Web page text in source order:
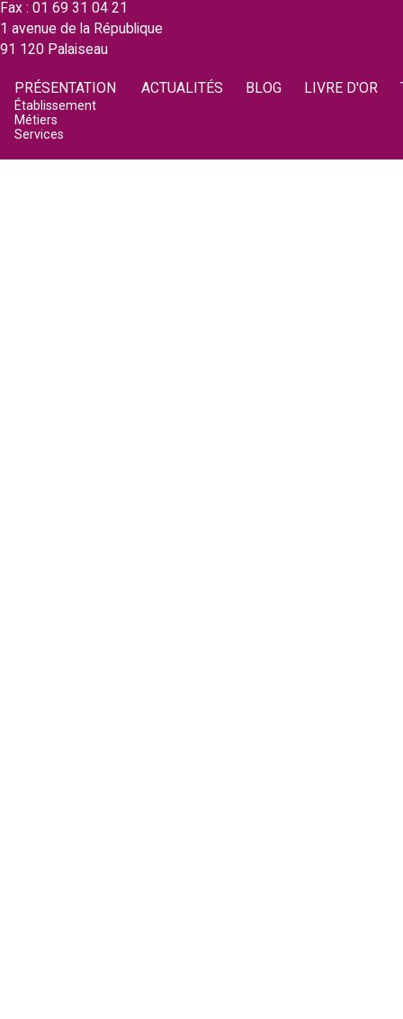
Fax : 01 69 31 04 21
1 avenue de la République
91 120 Palaiseau
PRÉSENTATION
Établissement
Métiers
Services
ACTUALITÉS BLOG LIVRE D'OR